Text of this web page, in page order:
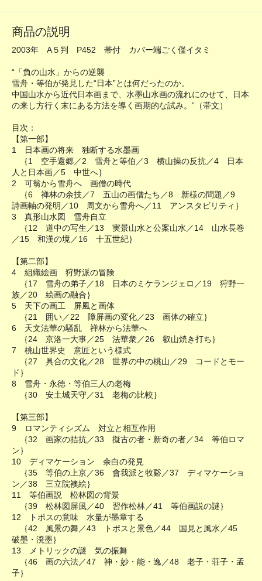
商品の説明
2003年 A５判 P452 帯付 カバー端ごく僅イタミ
“「負の山水」からの逆襲
雪舟・等伯が発見した“日本”とは何だったのか。
中国山水から近代日本画まで、水墨山水画の流れにのせて、日本
の来し方行く末にある方法を導く画期的な試み。”（帯文）
目次：
【第一部】
1 日本画の将来 独断する水墨画
｛1 空手還郷／2 雪舟と等伯／3 横山操の反抗／4 日本
人と日本画／5 中世へ｝
2 可翁から雪舟へ 画僧の時代
｛6 禅林の余技／7 五山の画僧たち／8 新様の問題／9
詩画軸の発明／10 周文から雪舟へ／11 アンスタビリティ｝
3 真形山水図 雪舟自立
｛12 道中の写生／13 実景山水と公案山水／14 山水長巻
／15 和漢の境／16 十五世紀｝
【第二部】
4 組織絵画 狩野派の冒険
｛17 雪舟の弟子／18 日本のミケランジェロ／19 狩野一
族／20 絵画の融合｝
5 天下の画工 屏風と画体
｛21 囲い／22 障屏画の変化／23 画体の確立｝
6 天文法華の騒乱 禅林から法華へ
｛24 京洛一大事／25 法華衆／26 叡山焼き打ち｝
7 桃山世界史 意匠という様式
｛27 具合の文化／28 世界の中の桃山／29 コードとモー
ド｝
8 雪舟・永徳・等伯三人の老梅
｛30 安土城天守／31 老梅の比較｝
【第三部】
9 ロマンティシズム 対立と相互作用
｛32 画家の拮抗／33 擬古の者・新奇の者／34 等伯ロマ
ン｝
10 ディマケーション 余白の発見
｛35 等伯の上京／36 會我派と牧谿／37 ディマケーショ
ン／38 三立院襖絵｝
11 等伯画説 松林図の背景
｛39 松林図屏風／40 習作松林／41 等伯画説の謎｝
12 トポスの意味 水量が墨章する
｛42 風景の舞／43 トポスと景色／44 国見と風水／45
破墨・溌墨｝
13 メトリックの謎 気の振舞
｛46 画の六法／47 神・妙・能・逸／48 老子・荘子・孟
子｝